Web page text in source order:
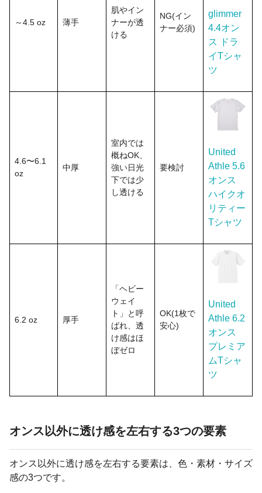
～4.5 oz 薄手
肌やイン
ナーが透
ける
NG(イン
ナー必須)
glimmer
4.4オン
ス ドラ
イTシャ
ツ
4.6〜6.1
oz
中厚
室内では
概ねOK、
強い日光
下では少
し透ける
要検討
United
Athle 5.6
オンス
ハイクオ
リティー
Tシャツ
6.2 oz 厚手
「ヘビー
ウェイ
ト」と呼
ばれ、透
け感はほ
ぼゼロ
OK(1枚で
安心)
United
Athle 6.2
オンス
プレミア
ムTシャ
ツ
オンス以外に透け感を左右する3つの要素
オンス以外に透け感を左右する要素は、色・素材・サイズ
感の3つです。